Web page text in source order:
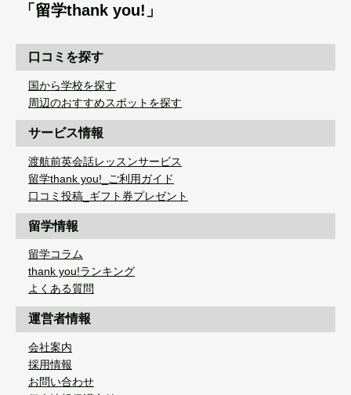
「留学thank you!」
口コミを探す
国から学校を探す
周辺のおすすめスポットを探す
サービス情報
渡航前英会話レッスンサービス
留学thank you!_ご利用ガイド
口コミ投稿_ギフト券プレゼント
留学情報
留学コラム
thank you!ランキング
よくある質問
運営者情報
会社案内
採用情報
お問い合わせ